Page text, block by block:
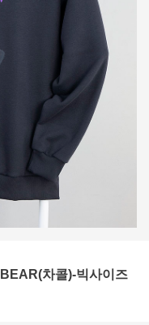
차콜)-빅사이즈